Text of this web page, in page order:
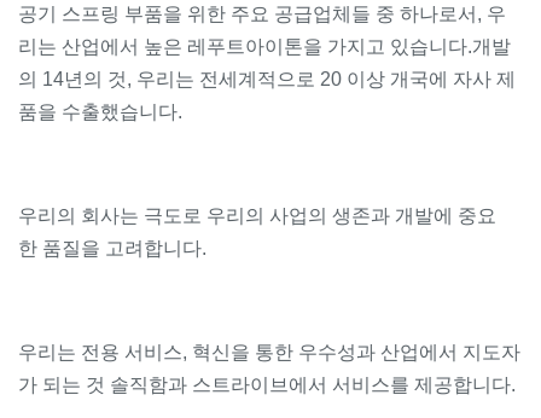
공기 스프링 부품을 위한 주요 공급업체들 중 하나로서, 우
리는 산업에서 높은 레푸트아이톤을 가지고 있습니다.개발
의 14년의 것, 우리는 전세계적으로 20 이상 개국에 자사 제
품을 수출했습니다.
우리의 회사는 극도로 우리의 사업의 생존과 개발에 중요
한 품질을 고려합니다.
우리는 전용 서비스, 혁신을 통한 우수성과 산업에서 지도자
가 되는 것 솔직함과 스트라이브에서 서비스를 제공합니다.